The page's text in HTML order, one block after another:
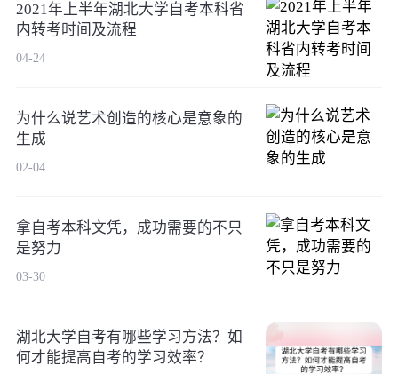
2021年上半年湖北大学自考本科省
内转考时间及流程
04-24
为什么说艺术创造的核心是意象的
生成
02-04
拿自考本科文凭，成功需要的不只
是努力
03-30
湖北大学自考有哪些学习方法？如
何才能提高自考的学习效率？